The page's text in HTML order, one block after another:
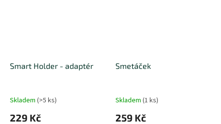
Smart Holder - adaptér
Skladem (>5 ks)
229 Kč
Smetáček
Skladem (1 ks)
259 Kč